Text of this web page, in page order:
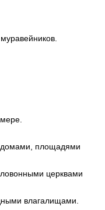
площадями
церквами
влагалищами.